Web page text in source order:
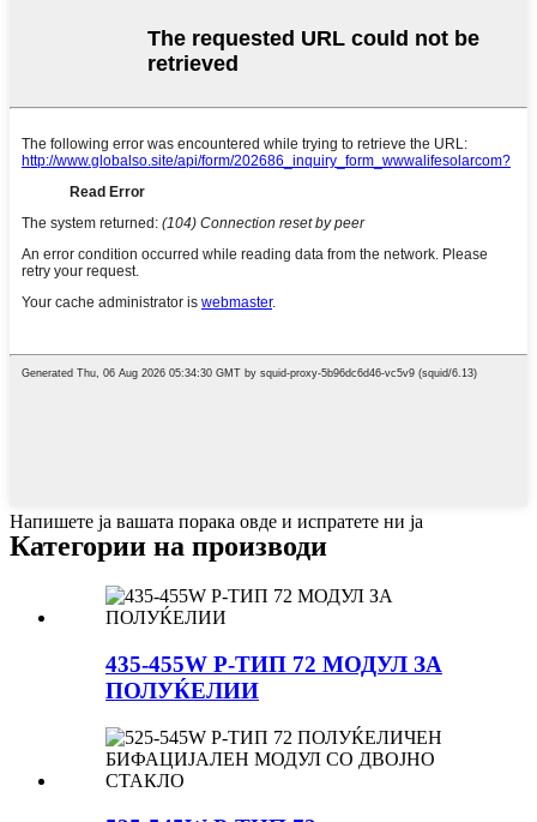
Напишете ја вашата порака овде и испратете ни ја
Категории на производи
435-455W P-ТИП 72 МОДУЛ ЗА
ПОЛУЌЕЛИИ